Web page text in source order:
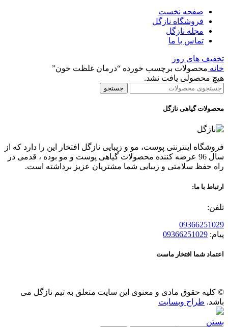
صفحه نخست
فروشگاه نازگل
مجله نازگل
تماس با ما
تخفیف های روز
خانه محصولات برچسب خورده “درمان غلظت خون”
هیچ محصولی یافت نشد.
جستجو
محصولات گیاهی نازگل
فروشگاه اینترنتی پوست، مو و زیبایی نازگل افتخار این را دارد که از
سال 96 عرضه کننده محصولات گیاهی پوست و مو بوده ، قدمی در
راه حفظ سلامتی و زیبایی شما مشتریان عزیز برداشته است.
ارتباط با ما:
تلفن:
09366251029
پیام: 09366251029
اعتماد شما افتخار ماست
© کلیه حقوق مادی و معنوی این سایت متعلق به تیم نازگل می
باشد. طراح وبسایت
بستن